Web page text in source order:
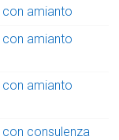
amianto
amianto
amianto
consulenza